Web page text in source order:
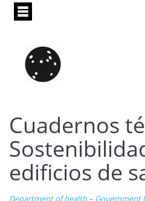
Pasar
principal
Cuadernos
edificios de
Department of health – Government